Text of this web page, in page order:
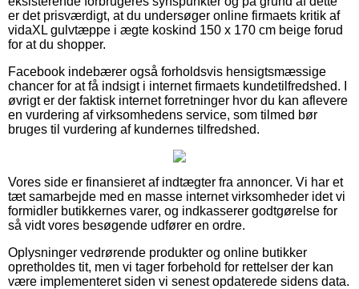
er det prisværdigt, at du undersøger online firmaets kritik af
vidaXL gulvtæppe i ægte koskind 150 x 170 cm beige forud
for at du shopper.
Facebook indebærer også forholdsvis hensigtsmæssige
chancer for at få indsigt i internet firmaets kundetilfredshed. I
øvrigt er der faktisk internet forretninger hvor du kan aflevere
en vurdering af virksomhedens service, som tilmed bør
bruges til vurdering af kundernes tilfredshed.
Vores side er finansieret af indtægter fra annoncer. Vi har et
tæt samarbejde med en masse internet virksomheder idet vi
formidler butikkernes varer, og indkasserer godtgørelse for
så vidt vores besøgende udfører en ordre.
Oplysninger vedrørende produkter og online butikker
opretholdes tit, men vi tager forbehold for rettelser der kan
være implementeret siden vi senest opdaterede sidens data.